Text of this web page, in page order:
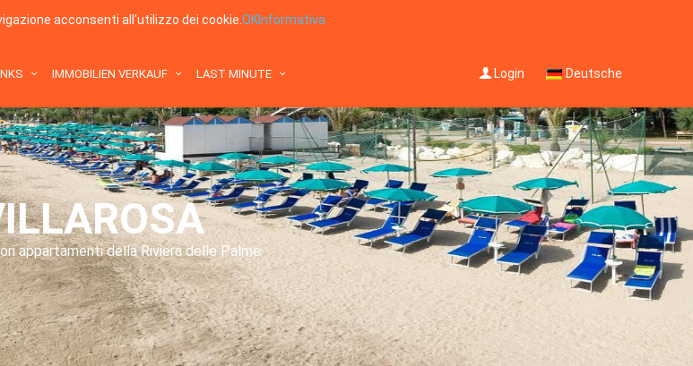
acconsenti all'utilizzo dei cookie. OKInformativa
IMMOBILIEN VERKAUF LAST MINUTE Login Deutsche
appartamenti della Riviera delle Palme